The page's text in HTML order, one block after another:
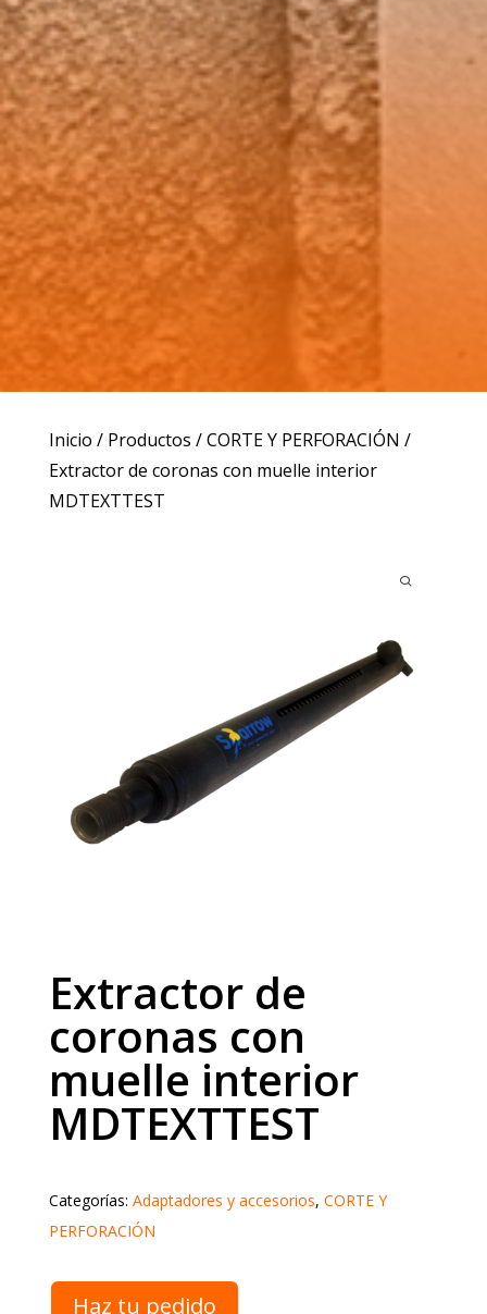
Inicio / Productos /CORTE Y PERFORACIÓN /
Extractor de coronas con muelle interior
MDTEXTTEST
Extractor de
coronas con
muelle interior
MDTEXTTEST
Categorías: Adaptadores y accesorios, CORTE Y
PERFORACIÓN
Haz tu pedido